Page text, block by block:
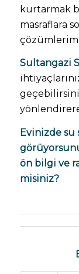
kurtarmak
masraflara
Sultangazi
Evinizde su
ön bilgi ve
misiniz?